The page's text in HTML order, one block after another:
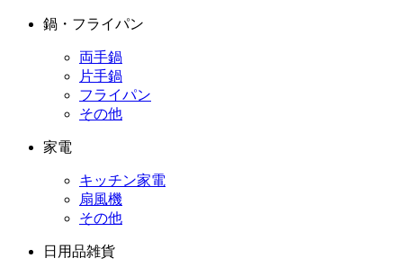
鍋・フライパン
両手鍋
片手鍋
フライパン
その他
家電
キッチン家電
扇風機
その他
日用品雑貨